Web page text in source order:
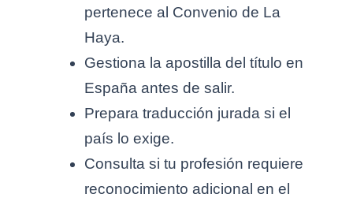
pertenece al Convenio de La
Haya.
Gestiona la apostilla del título en
España antes de salir.
Prepara traducción jurada si el
país lo exige.
Consulta si tu profesión requiere
reconocimiento adicional en el